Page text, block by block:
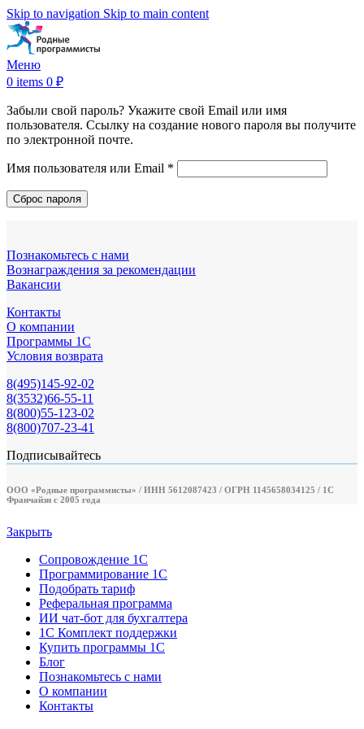
Skip to navigation Skip to main content
Меню
0 items 0 ₽
Забыли свой пароль? Укажите свой Email или имя
пользователя. Ссылку на создание нового пароля вы получите
по электронной почте.
Имя пользователя или Email *
Сброс пароля
Познакомьтесь с нами
Вознаграждения за рекомендации
Вакансии
Контакты
О компании
Программы 1С
Условия возврата
8(495)145-92-02
8(3532)66-55-11
8(800)55-123-02
8(800)707-23-41
Подписывайтесь
ООО «Родные программисты» / ИНН 5612087423 / ОГРН 1145658034125 / 1С
Франчайзи с 2005 года
Закрыть
Сопровождение 1С
Программирование 1С
Подобрать тариф
Реферальная программа
ИИ чат-бот для бухгалтера
1С Комплект поддержки
Купить программы 1С
Блог
Познакомьтесь с нами
О компании
Контакты